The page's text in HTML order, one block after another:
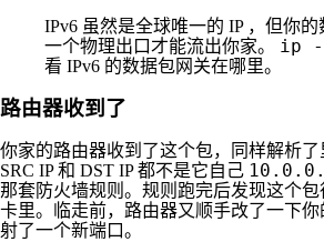
IPv6 虽然是全球唯一的 IP ，但你
一个物理出口才能流出你家。
ip -
看 IPv6 的数据包网关在哪里。
路由器收到了
你家的路由器收到了这个包，同样解析
SRC IP 和 DST IP 都不是它自己
那套防火墙规则。规则跑完后发现这个包
卡里。临走前，路由器又顺手改了一下
射了一个新端口。